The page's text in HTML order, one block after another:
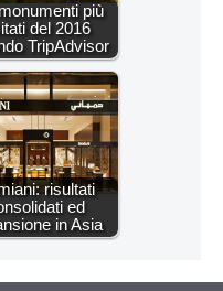
più
del 2016
TripAdvisor
risultati
ed
in Asia